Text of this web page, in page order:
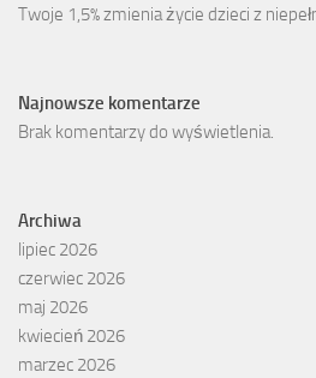
Twoje 1,5% zmienia życie dzieci z
Najnowsze komentarze
Brak komentarzy do wyświetlenia.
Archiwa
lipiec 2026
czerwiec 2026
maj 2026
kwiecień 2026
marzec 2026